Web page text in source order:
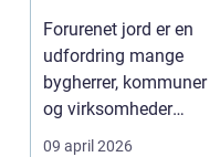
forurenet jord
ansvarligt
Forurenet jord er en
udfordring mange
bygherrer, kommuner
og virksomheder
møder, når gamle
09 april 2026